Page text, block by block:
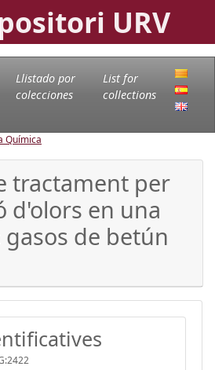
URV
Llistado por
colecciones
List for
collections
Química
tractament per
d'olors en una
de betún